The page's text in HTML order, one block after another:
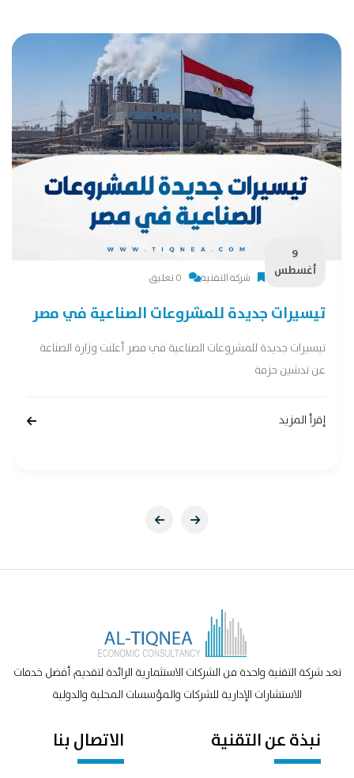
9
أغسطس
شركة التقنية 0 تعليق
تيسيرات جديدة للمشروعات الصناعية في مصر
تيسيرات جديدة للمشروعات الصناعية في مصر أعلنت وزارة الصناعة
عن تدشين حزمة
إقرأ المزيد
تعد شركة التقنية واحدة من الشركات الاستثمارية الرائدة لتقديم أفضل خدمات
الاستشارات الإدارية للشركات والمؤسسات المحلية والدولية
نبذة عن التقنية الاتصال بنا